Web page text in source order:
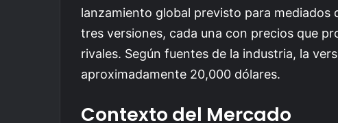
lanzamiento global previsto para mediados
tres versiones, cada una con precios que
rivales. Según fuentes de la industria, la
aproximadamente 20,000 dólares.
Contexto del Mercado